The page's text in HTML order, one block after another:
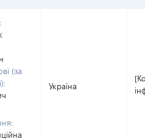
(за
Україна